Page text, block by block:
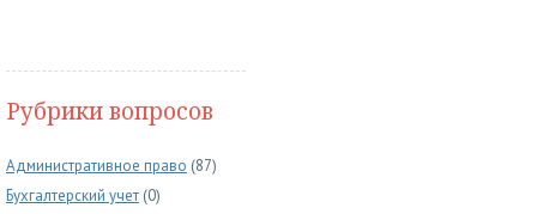
Рубрики вопросов
Административное право (87)
Бухгалтерский учет (0)